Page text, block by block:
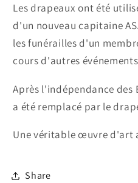
Les drapeaux ont été
d'un nouveau capitaine
les funérailles d'un
cours d'autres
Après l'indépendance
a été remplacé par le
Une véritable œuvre d'art
Share